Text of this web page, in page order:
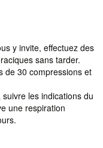
y invite, effectuez des
sans tarder.
de 30 compressions et
les indications du
une respiration